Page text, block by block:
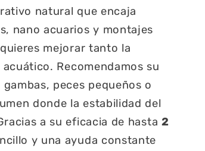
natural que encaja
nano acuarios y montajes
mejorar tanto la
Recomendamos su
gambas, peces pequeños o
donde la estabilidad del
a su eficacia de hasta 2
y una ayuda constante